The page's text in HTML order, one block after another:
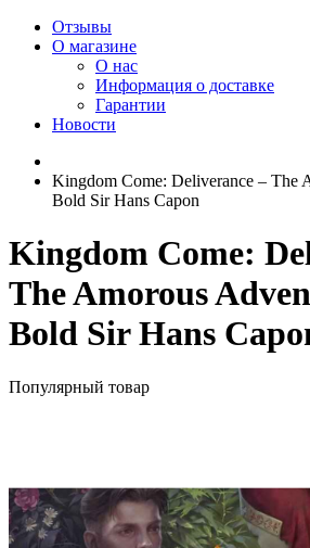
Отзывы
О магазине
О нас
Информация о доставке
Гарантии
Новости
Kingdom Come: Deliverance – The
Bold Sir Hans Capon
Kingdom Come:
The Amorous
Bold Sir Hans
Популярный товар